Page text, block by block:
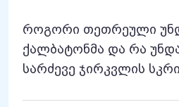
როგორი თეთრეული
ქალბატონმა და რა
სარძევე ჯირკვლის